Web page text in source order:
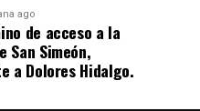
ago
de acceso a la
San Simeón,
a Dolores Hidalgo.